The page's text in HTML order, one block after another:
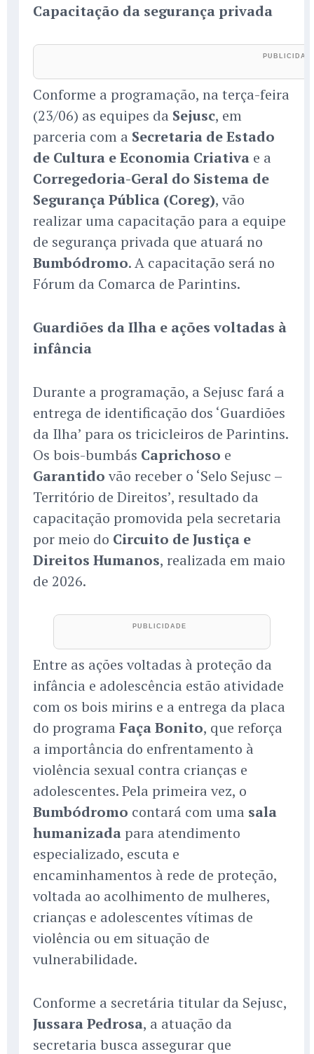
Capacitação da segurança privada
Conforme a programação, na terça-feira
(23/06) as equipes da Sejusc, em
parceria com a Secretaria de Estado
de Cultura e Economia Criativa e a
Corregedoria-Geral do Sistema de
Segurança Pública (Coreg), vão
realizar uma capacitação para a equipe
de segurança privada que atuará no
Bumbódromo. A capacitação será no
Fórum da Comarca de Parintins.
Guardiões da Ilha e ações voltadas à
infância
Durante a programação, a Sejusc fará a
entrega de identificação dos ‘Guardiões
da Ilha’ para os tricicleiros de Parintins.
Os bois-bumbás Caprichoso e
Garantido vão receber o ‘Selo Sejusc –
Território de Direitos’, resultado da
capacitação promovida pela secretaria
por meio do Circuito de Justiça e
Direitos Humanos, realizada em maio
de 2026.
Entre as ações voltadas à proteção da
infância e adolescência estão atividade
com os bois mirins e a entrega da placa
do programa Faça Bonito, que reforça
a importância do enfrentamento à
violência sexual contra crianças e
adolescentes. Pela primeira vez, o
Bumbódromo contará com uma sala
humanizada para atendimento
especializado, escuta e
encaminhamentos à rede de proteção,
voltada ao acolhimento de mulheres,
crianças e adolescentes vítimas de
violência ou em situação de
vulnerabilidade.
Conforme a secretária titular da Sejusc,
Jussara Pedrosa, a atuação da
secretaria busca assegurar que